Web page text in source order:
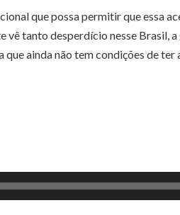
que possa permitir que essa
tanto desperdício nesse Brasil,
ainda não tem condições de ter